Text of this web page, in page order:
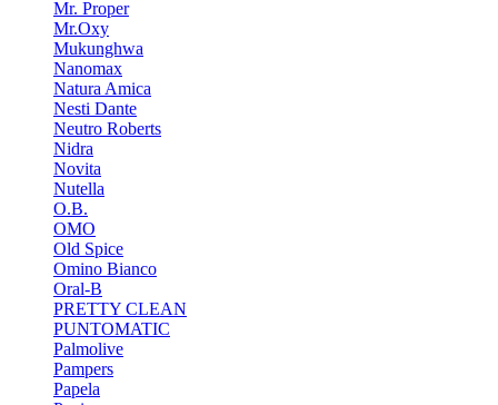
Mr. Proper
Mr.Oxy
Mukunghwa
Nanomax
Natura Amica
Nesti Dante
Neutro Roberts
Nidra
Novita
Nutella
O.B.
OMO
Old Spice
Omino Bianco
Oral-B
PRETTY CLEAN
PUNTOMATIC
Palmolive
Pampers
Papela